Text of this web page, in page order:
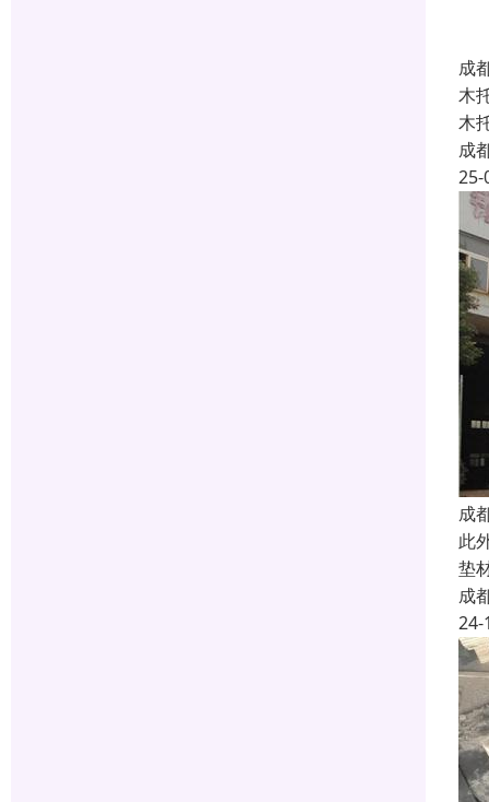
成
木
木
成
25-
成
此
垫
成
24-